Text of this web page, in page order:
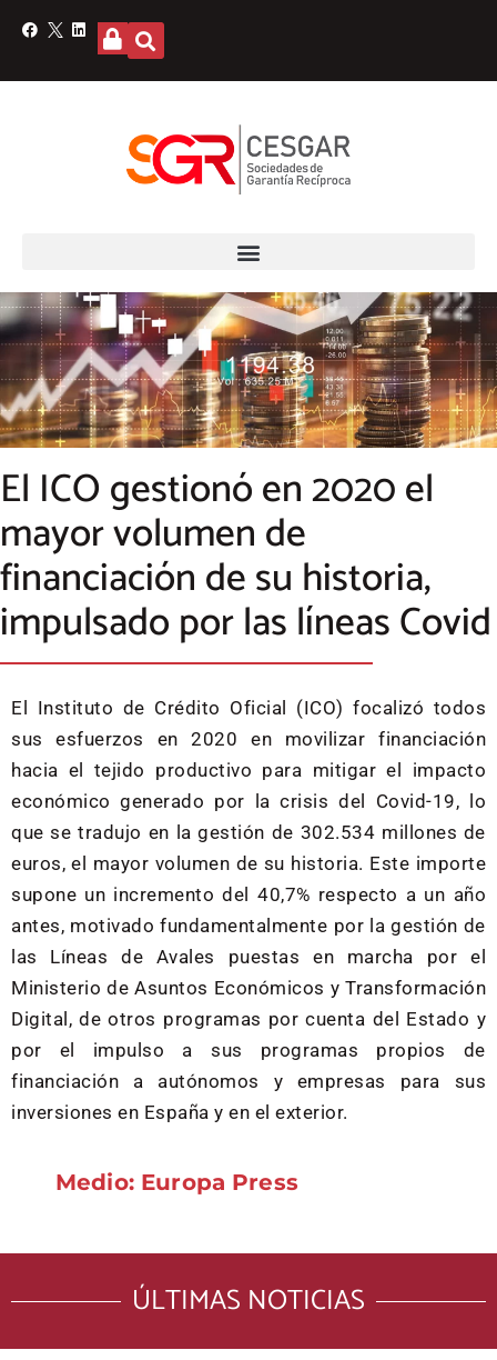
El ICO gestionó en 2020 el
mayor volumen de
financiación de su historia,
impulsado por las líneas Covid
El Instituto de Crédito Oficial (ICO) focalizó todos
sus esfuerzos en 2020 en movilizar financiación
hacia el tejido productivo para mitigar el impacto
económico generado por la crisis del Covid-19, lo
que se tradujo en la gestión de 302.534 millones de
euros, el mayor volumen de su historia. Este importe
supone un incremento del 40,7% respecto a un año
antes, motivado fundamentalmente por la gestión de
las Líneas de Avales puestas en marcha por el
Ministerio de Asuntos Económicos y Transformación
Digital, de otros programas por cuenta del Estado y
por el impulso a sus programas propios de
financiación a autónomos y empresas para sus
inversiones en España y en el exterior.
Medio: Europa Press
ÚLTIMAS NOTICIAS